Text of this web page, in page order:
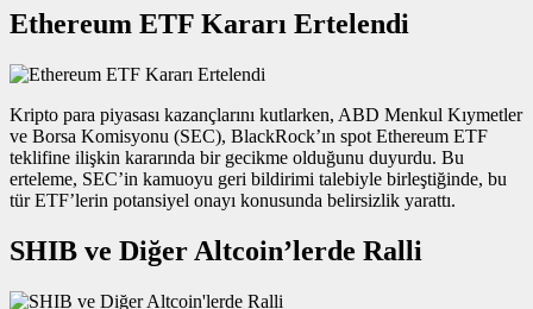
Ethereum ETF Kararı Ertelendi
Kripto para piyasası kazançlarını kutlarken, ABD Menkul Kıymetler
ve Borsa Komisyonu (SEC), BlackRock’ın spot Ethereum ETF
teklifine ilişkin kararında bir gecikme olduğunu duyurdu. Bu
erteleme, SEC’in kamuoyu geri bildirimi talebiyle birleştiğinde, bu
tür ETF’lerin potansiyel onayı konusunda belirsizlik yarattı.
SHIB ve Diğer Altcoin’lerde Ralli